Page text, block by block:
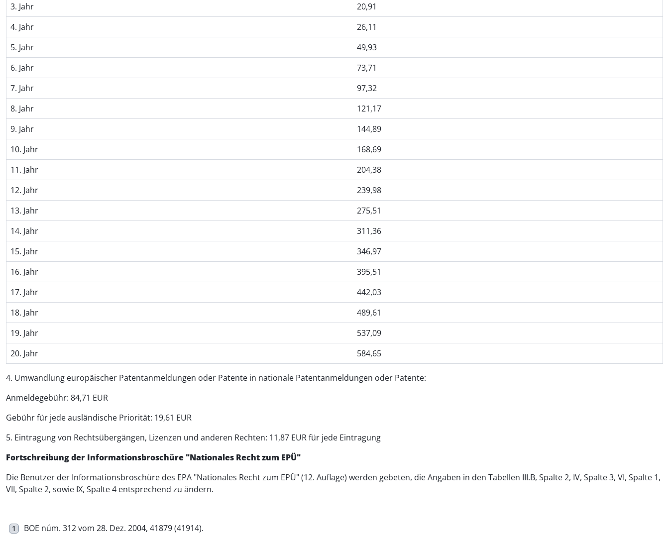
3. Jahr
20,91
4. Jahr
26,11
5. Jahr
49,93
6. Jahr
73,71
7. Jahr
97,32
8. Jahr
121,17
9. Jahr
144,89
10. Jahr
168,69
11. Jahr
204,38
12. Jahr
239,98
13. Jahr
275,51
14. Jahr
311,36
15. Jahr
346,97
16. Jahr
395,51
17. Jahr
442,03
18. Jahr
489,61
19. Jahr
537,09
20. Jahr
584,65
4. Umwandlung europäischer Patentanmeldungen oder Patente in nationale Patentanmeldungen oder Patente:
Anmeldegebühr: 84,71 EUR
Gebühr für jede ausländische Priorität: 19,61 EUR
5. Eintragung von Rechtsübergängen, Lizenzen und anderen Rechten: 11,87 EUR für jede Eintragung
Fortschreibung der Informationsbroschüre "Nationales Recht zum EPÜ"
Die Benutzer der Informationsbroschüre des EPA "Nationales Recht zum EPÜ" (12. Auflage) werden gebeten, die Angaben in den Tabellen III.B, Spalte 2, IV, Spalte 3, VI, Spalte 1,
VII, Spalte 2, sowie IX, Spalte 4 entsprechend zu ändern.
1 BOE núm. 312 vom 28. Dez. 2004, 41879 (41914).